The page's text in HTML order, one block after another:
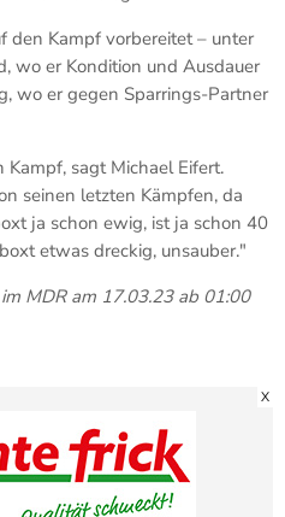
den Kampf vorbereitet – unter
wo er Kondition und Ausdauer
wo er gegen Sparrings-Partner
sagt Michael Eifert.
seinen letzten Kämpfen, da
ja schon ewig, ist ja schon 40
etwas dreckig, unsauber."
MDR am 17.03.23 ab 01:00
X